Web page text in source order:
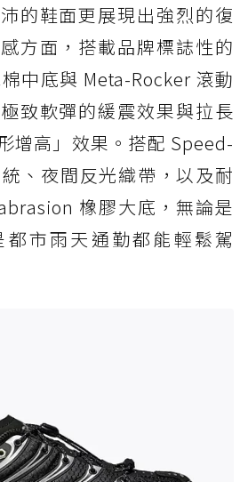
的鞋面更展現出強烈的復
方面，搭載品牌標誌性的
中底與 Meta-Rocker 滾動
致軟彈的緩震效果與拉長
增高」效果。搭配 Speed-
、夜間反光織帶，以及耐
橡膠大底，無論是
都市雨天通勤都能輕鬆駕